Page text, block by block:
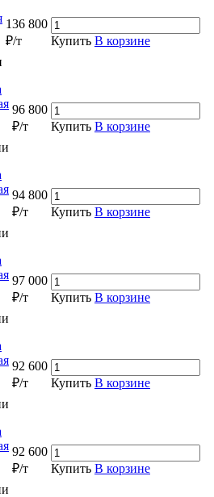
136 800
₽/т
Купить В корзине
96 800
₽/т
Купить В корзине
94 800
₽/т
Купить В корзине
97 000
₽/т
Купить В корзине
92 600
₽/т
Купить В корзине
92 600
₽/т
Купить В корзине